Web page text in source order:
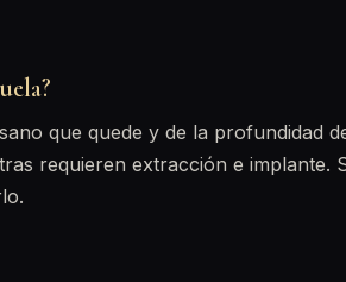
que quede y de la profundidad
requieren extracción e implante.